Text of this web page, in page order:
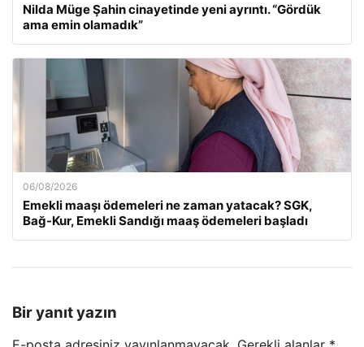
Nilda Müge Şahin cinayetinde yeni ayrıntı. “Gördük
ama emin olamadık”
06/08/2026
Emekli maaşı ödemeleri ne zaman yatacak? SGK,
Bağ-Kur, Emekli Sandığı maaş ödemeleri başladı
Bir yanıt yazın